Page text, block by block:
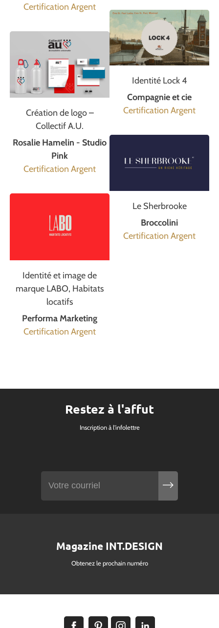
Certification Argent
Création de logo –
Collectif A.U.
Rosalie Hamelin - Studio
Pink
Certification Argent
Identité et image de
marque LABO, Habitats
locatifs
Performa Marketing
Certification Argent
Identité Lock 4
Compagnie et cie
Certification Argent
Le Sherbrooke
Broccolini
Certification Argent
Restez à l'affut
Inscription à l'infolettre
Magazine INT.DESIGN
Obtenez le prochain numéro